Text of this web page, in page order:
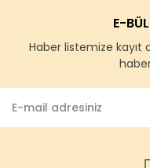
E-
Haber listemize kayıt